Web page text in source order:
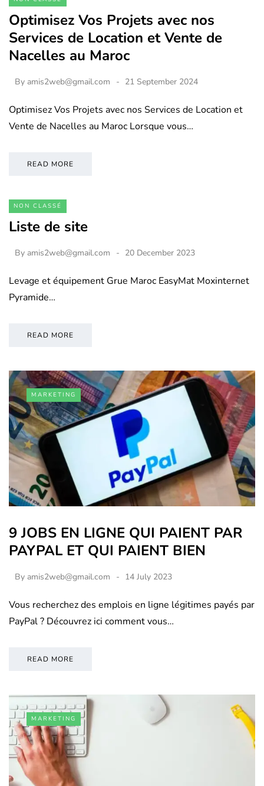
Optimisez Vos Projets avec nos
Services de Location et Vente de
Nacelles au Maroc
By amis2web@gmail.com 21 September 2024
Optimisez Vos Projets avec nos Services de Location et
Vente de Nacelles au Maroc Lorsque vous…
READ MORE
NON CLASSÉ
Liste de site
By amis2web@gmail.com 20 December 2023
Levage et équipement Grue Maroc EasyMat Moxinternet
Pyramide…
READ MORE
MARKETING
9 JOBS EN LIGNE QUI PAIENT PAR
PAYPAL ET QUI PAIENT BIEN
By amis2web@gmail.com 14 July 2023
Vous recherchez des emplois en ligne légitimes payés par
PayPal ? Découvrez ici comment vous…
READ MORE
MARKETING